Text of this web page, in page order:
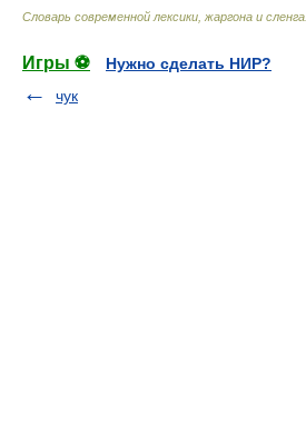
Cловарь современной лексики, жаргона и сленга
Игры ⚽
Нужно сделать НИР?
чук